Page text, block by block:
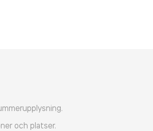
och platser.